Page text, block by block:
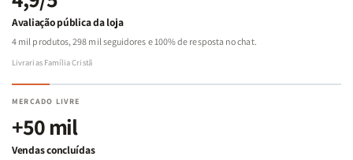
Avaliação pública da loja
4 mil produtos, 298 mil seguidores e 100% de resposta no chat.
Livrarias Família Cristã
MERCADO LIVRE
+50 mil
Vendas concluídas